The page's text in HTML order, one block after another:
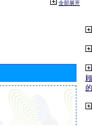
全部展开